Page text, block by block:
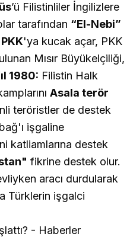
’ü Filistinliler İngilizlere
tarafından “El-Nebi”
PKK'ya kucak açar, PKK
Mısır Büyükelçiliği,
1980: Filistin Halk
Asala terör
teröristler de destek
işgaline
katliamlarına destek
fikrine destek olur.
aracı durdularak
Türklerin işgalci